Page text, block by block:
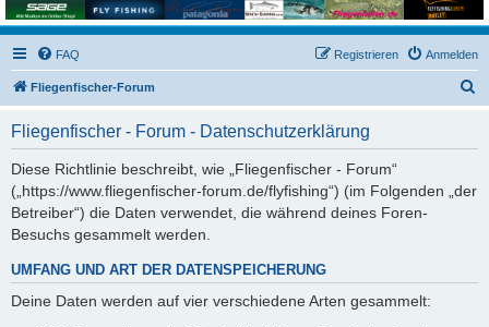
FAQ Anmelden
Registrieren
Fliegenfischer-Forum
Fliegenfischer - Forum - Datenschutzerklärung
Diese Richtlinie beschreibt, wie „Fliegenfischer - Forum“
(„https://www.fliegenfischer-forum.de/flyfishing“) (im Folgenden „der
Betreiber“) die Daten verwendet, die während deines Foren-
Besuchs gesammelt werden.
UMFANG UND ART DER DATENSPEICHERUNG
Deine Daten werden auf vier verschiedene Arten gesammelt: